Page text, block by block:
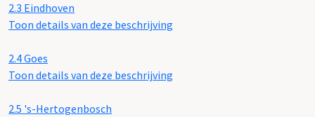
2.3 Eindhoven
Toon details van deze beschrijving
2.4Goes
Toon details van deze beschrijving
2.5 's-Hertogenbosch